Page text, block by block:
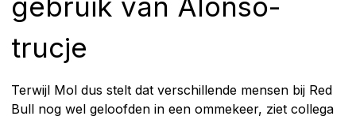
trucje
Terwijl Mol dus stelt dat verschillende mensen bij Red
Bull nog wel geloofden in een ommekeer, ziet collega